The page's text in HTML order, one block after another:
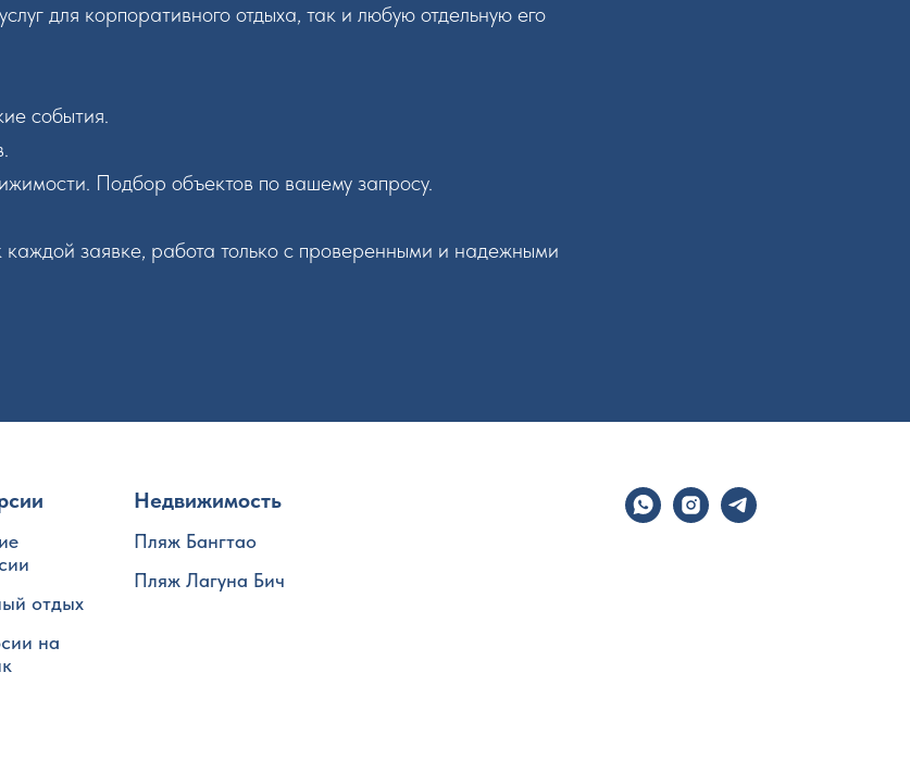
для корпоративного отдыха, так и любую отдельную его
события.
Подбор объектов по вашему запросу.
заявке, работа только с проверенными и надежными
отдых
на
Недвижимость
Пляж Бангтао
Пляж Лагуна Бич